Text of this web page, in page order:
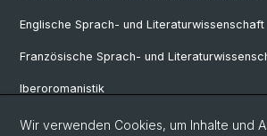
Englische Sprach- und Literaturwissenschaft
Französische Sprach- und
Iberoromanistik
Italianistik
Wir verwenden Cookies, um Inhalte und